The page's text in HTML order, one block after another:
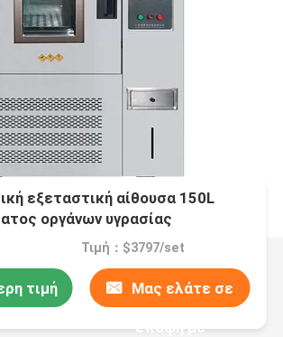
εξεταστική αίθουσα 150L
οργάνων υγρασίας
Τιμή：$3797/set
τιμή Μας ελάτε σε
επαφή με